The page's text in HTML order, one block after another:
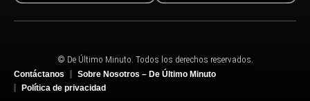
© De Último Minuto. Todos los derechos reservados.
Contáctanos
Sobre Nosotros – De Último Minuto
Política de privacidad